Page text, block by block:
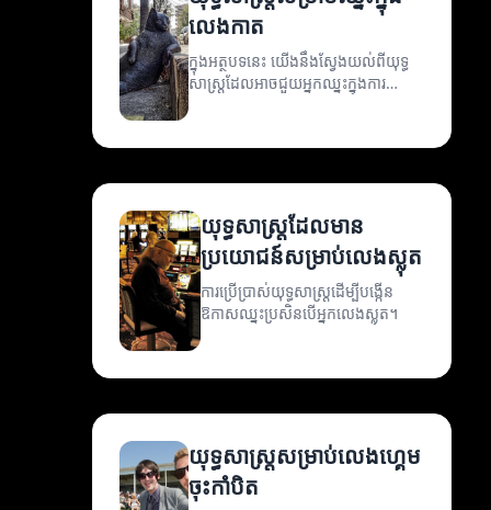
លេងកាត
ក្នុងអត្ថបទនេះ យើងនឹងស្វែងយល់ពីយុទ្ធ
សាស្ត្រដែលអាចជួយអ្នកឈ្នះក្នុងការ
លេងកាត។
យុទ្ធសាស្ត្រដែលមាន
ប្រយោជន៍សម្រាប់លេងស្លុត
ការប្រើប្រាស់យុទ្ធសាស្ត្រដើម្បីបង្កើន
ឱកាសឈ្នះប្រសិនបើអ្នកលេងស្លុត។
យុទ្ធសាស្ត្រសម្រាប់លេងហ្គេម
ចុះកាំបិត